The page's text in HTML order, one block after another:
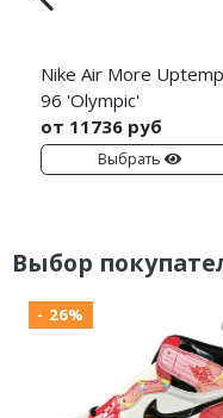
Nike Air More
96 'Olympic'
от 11736 руб
Выбрать
Выбор
- 26%